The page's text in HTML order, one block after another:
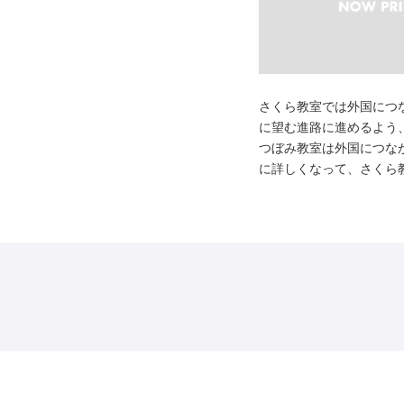
さくら教室では外国につ
に望む進路に進めるよう
つぼみ教室は外国につな
に詳しくなって、さくら